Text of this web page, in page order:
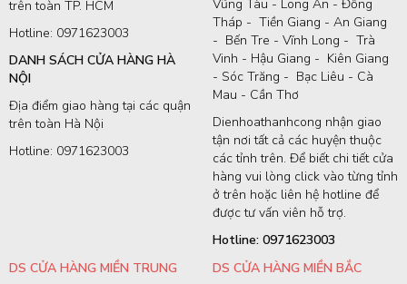
trên toàn TP. HCM
Hotline: 0971623003
DANH SÁCH CỬA HÀNG HÀ
NỘI
Địa điểm giao hàng tại các quận
trên toàn Hà Nội
Hotline: 0971623003
Vũng Tàu - Long An - Đồng
Tháp - Tiền Giang - An Giang
- Bến Tre - Vĩnh Long - Trà
Vinh - Hậu Giang - Kiên Giang
- Sóc Trăng - Bạc Liêu - Cà
Mau - Cần Thơ
Dienhoathanhcong nhận giao
tận nơi tất cả các huyện thuộc
các tỉnh trên. Để biết chi tiết cửa
hàng vui lòng click vào từng tỉnh
ở trên hoặc liên hệ hotline để
được tư vấn viên hỗ trợ.
Hotline: 0971623003
DS CỬA HÀNG MIỀN TRUNG
DS CỬA HÀNG MIỀN BẮC